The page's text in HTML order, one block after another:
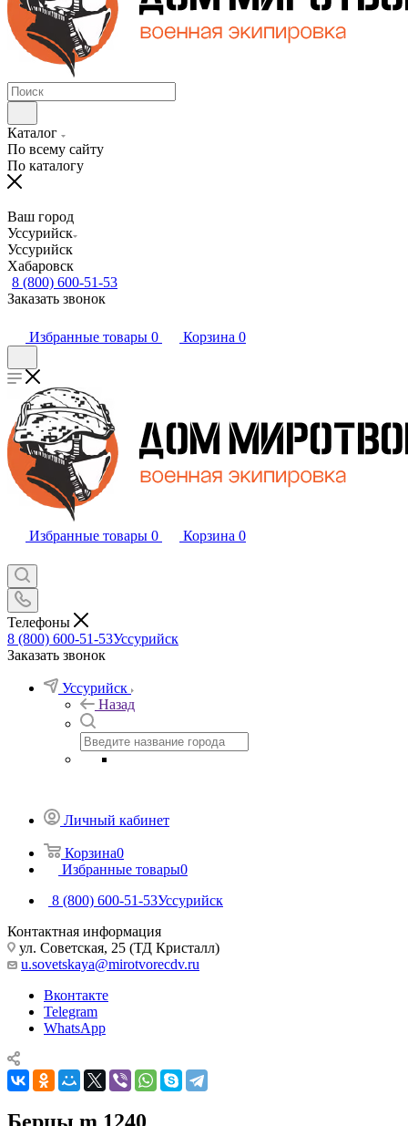
Каталог
По всему сайту
По каталогу
Ваш город
Уссурийск
Уссурийск
Хабаровск
8 (800) 600-51-53
Заказать звонок
Избранные товары 0 Корзина 0
Избранные товары 0 Корзина 0
Телефоны
8 (800) 600-51-53Уссурийск
Заказать звонок
Уссурийск
Назад
Личный кабинет
Корзина0
Избранные товары0
8 (800) 600-51-53Уссурийск
Контактная информация
ул. Советская, 25 (ТД Кристалл)
u.sovetskaya@mirotvorecdv.ru
Вконтакте
Telegram
WhatsApp